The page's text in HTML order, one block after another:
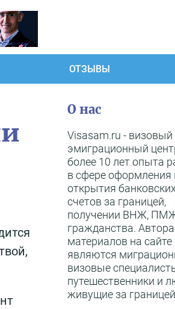
ОТЗЫВЫ
О нас
Visasam.ru - визовый
эмиграционный
более 10 лет опыта
в сфере оформления
открытия банковских
счетов за границей,
получении ВНЖ,
гражданства.
материалов на сайте
являются
визовые
путешественники и
живущие за